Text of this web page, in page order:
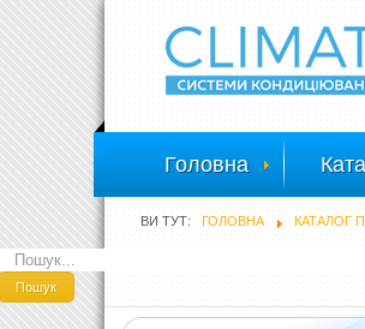
Головна
ВИ ТУТ: ГОЛОВНА КАТАЛОГ
Пошук